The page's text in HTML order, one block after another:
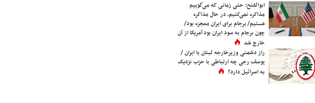
ابوالفتح: حتی زمانی که می‌گوییم
مذاکره نمی‌کنیم، در حال مذاکره
هستیم/ برجام برای ایران معجزه بود/
چون برجام به سود ایران بود آمریکا از آن
خارج شد
راز دشمنی وزیرخارجه لبنان با ایران /
یوسف رجی چه ارتباطی با حزب نزدیک
به اسرائیل دارد؟